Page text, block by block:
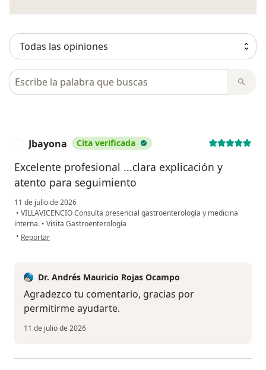
Busca en opiniones
Jbayona Cita verificada
Excelente profesional ...clara explicación y
atento para seguimiento
11 de julio de 2026
• VILLAVICENCIO Consulta presencial gastroenterología y medicina
interna. • Visita Gastroenterología
• en opinión del usuario Jbayona
Reportar
Dr. Andrés Mauricio Rojas Ocampo
Agradezco tu comentario, gracias por
permitirme ayudarte.
11 de julio de 2026